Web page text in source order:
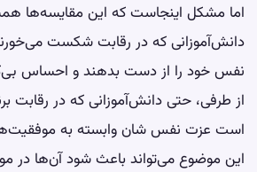
اما مشکل اینجاست که این مقایسه‌ها
دانش‌آموزانی که در رقابت شکست
نفس خود را از دست بدهند و احساس
از طرفی، حتی دانش‌آموزانی که در رقابت
است عزت نفس شان وابسته به
این موضوع می‌تواند باعث شود آن‌ها در